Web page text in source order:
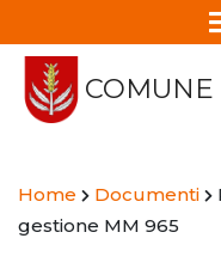
COMUNE
Home Documenti
gestione MM 965